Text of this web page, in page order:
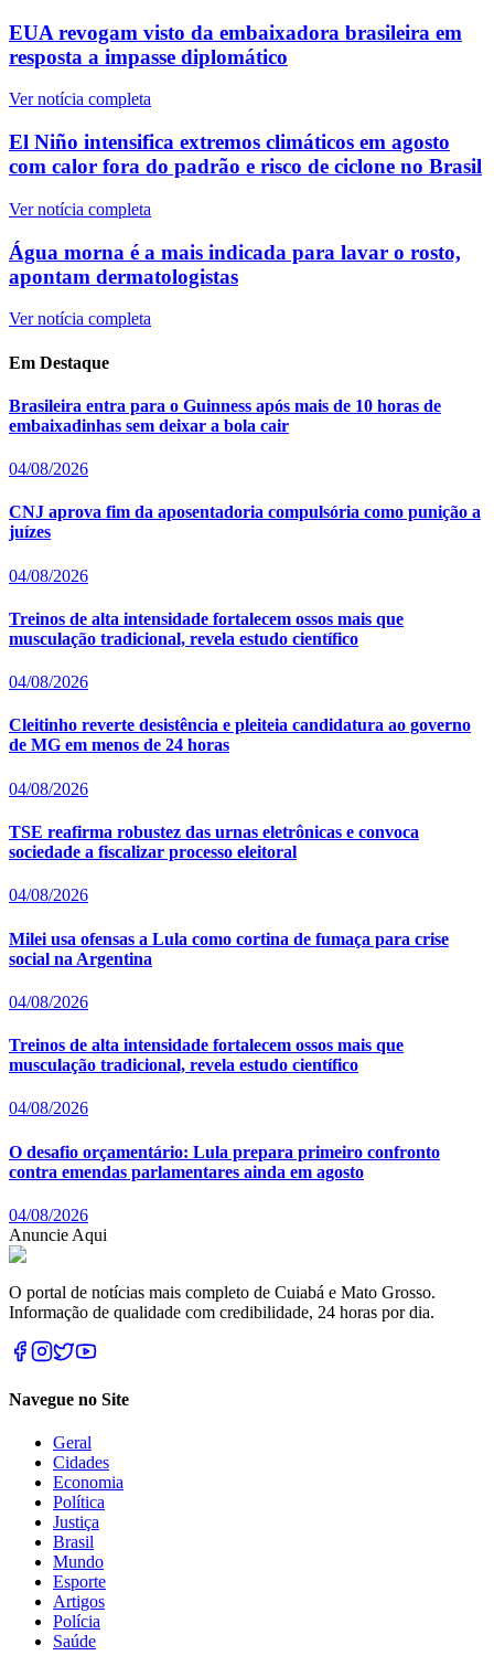
EUA revogam visto da embaixadora brasileira em
resposta a impasse diplomático
Ver notícia completa
El Niño intensifica extremos climáticos em agosto
com calor fora do padrão e risco de ciclone no Brasil
Ver notícia completa
Água morna é a mais indicada para lavar o rosto,
apontam dermatologistas
Ver notícia completa
Em Destaque
Brasileira entra para o Guinness após mais de 10 horas de
embaixadinhas sem deixar a bola cair
04/08/2026
CNJ aprova fim da aposentadoria compulsória como punição a
juízes
04/08/2026
Treinos de alta intensidade fortalecem ossos mais que
musculação tradicional, revela estudo científico
04/08/2026
Cleitinho reverte desistência e pleiteia candidatura ao governo
de MG em menos de 24 horas
04/08/2026
TSE reafirma robustez das urnas eletrônicas e convoca
sociedade a fiscalizar processo eleitoral
04/08/2026
Milei usa ofensas a Lula como cortina de fumaça para crise
social na Argentina
04/08/2026
Treinos de alta intensidade fortalecem ossos mais que
musculação tradicional, revela estudo científico
04/08/2026
O desafio orçamentário: Lula prepara primeiro confronto
contra emendas parlamentares ainda em agosto
04/08/2026
Anuncie Aqui
O portal de notícias mais completo de Cuiabá e Mato Grosso.
Informação de qualidade com credibilidade, 24 horas por dia.
Navegue no Site
Geral
Cidades
Economia
Política
Justiça
Brasil
Mundo
Esporte
Artigos
Polícia
Saúde